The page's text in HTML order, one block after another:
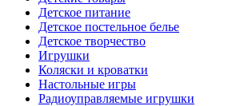
Детское питание
Детское постельное белье
Детское творчество
Игрушки
Коляски и кроватки
Настольные игры
Радиоуправляемые игрушки